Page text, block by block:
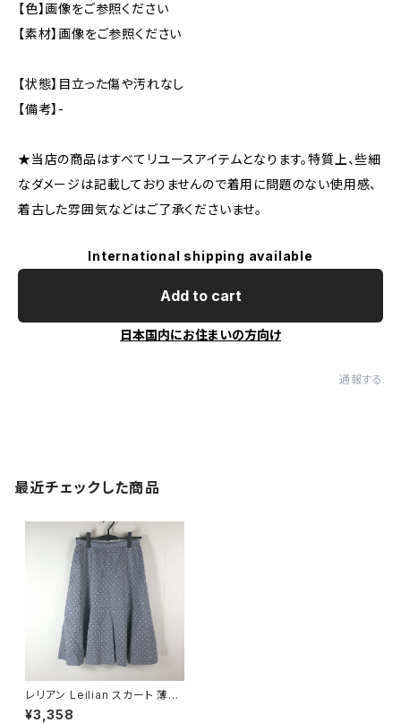
【色】画像をご参照ください
【素材】画像をご参照ください
【状態】目立った傷や汚れなし
【備考】-
★当店の商品はすべてリユースアイテムとなります。特質上、些細
なダメージは記載しておりませんので着用に問題のない使用感、
着古した雰囲気などはご了承くださいませ。
International shipping available
Add to cart
日本国内にお住まいの方向け
通報する
最近チェックした商品
レリアン Leilian スカート 薄い
ブルー系 11サイズ 871546
¥3,358